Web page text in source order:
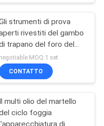
strumenti di prova
rivestiti del gambo
trapano del foro del
foro APRILE foggia gli
strumenti esili del foro
DST
negotiable MOQ:1 set
CONTATTO
Il multi olio del martello
ciclo foggia
di